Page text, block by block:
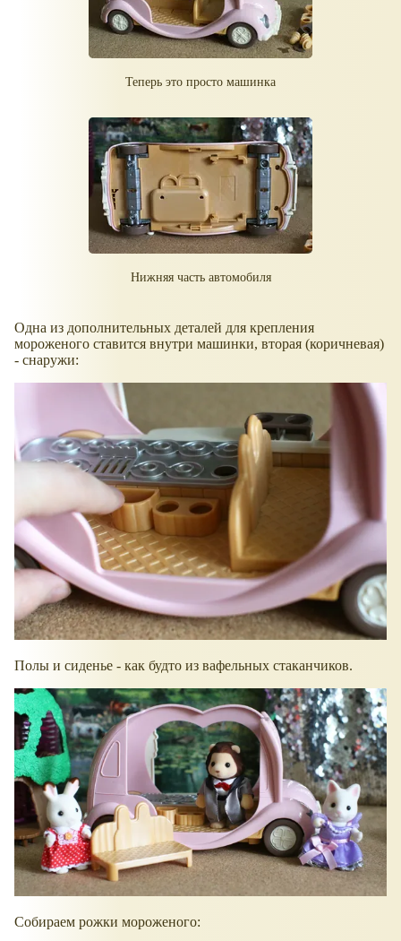
Теперь это просто машинка
Нижняя часть автомобиля
Одна из дополнительных деталей для крепления
мороженого ставится внутри машинки, вторая (коричневая)
- снаружи:
Полы и сиденье - как будто из вафельных стаканчиков.
Собираем рожки мороженого: